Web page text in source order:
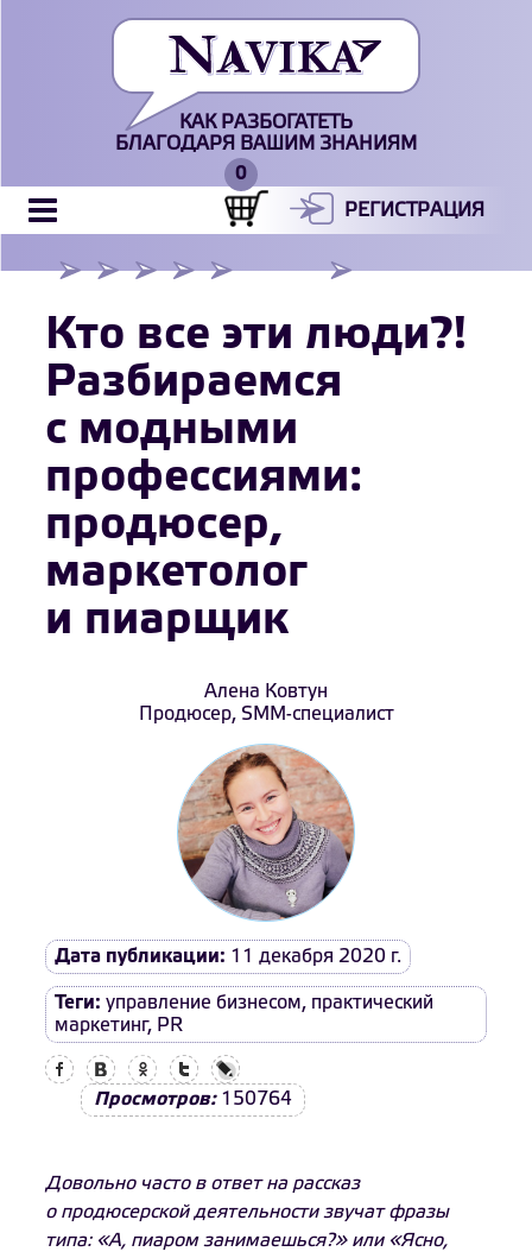
КАК РАЗБОГАТЕТЬ
БЛАГОДАРЯ ВАШИМ ЗНАНИЯМ
РЕГИСТРАЦИЯ
Кто все эти люди?!
Разбираемся
с модными
профессиями:
продюсер,
маркетолог
и пиарщик
Алена Ковтун
Продюсер, SMM-специалист
Дата публикации: 11 декабря 2020 г.
Теги: управление бизнесом, практический
маркетинг, PR
Просмотров:150764
Довольно часто в ответ на рассказ
о продюсерской деятельности звучат фразы
типа: «А, пиаром занимаешься?» или «Ясно,